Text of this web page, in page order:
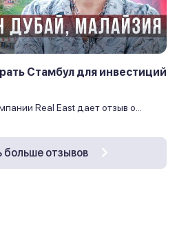
Стамбул для инвестиций
Real East дает отзыв о...
больше отзывов